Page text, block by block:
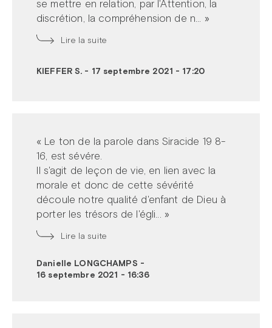
se mettre en relation, par l'Attention, la
discrétion, la compréhension de n... »
Lire la suite
KIEFFER S. - 17 septembre 2021 - 17:20
« Le ton de la parole dans Siracide 19 8-
16, est sévére.
Il s'agit de leçon de vie, en lien avec la
morale et donc de cette sévérité
découle notre qualité d'enfant de Dieu à
porter les trésors de l'égli... »
Lire la suite
Danielle LONGCHAMPS -
16 septembre 2021 - 16:36